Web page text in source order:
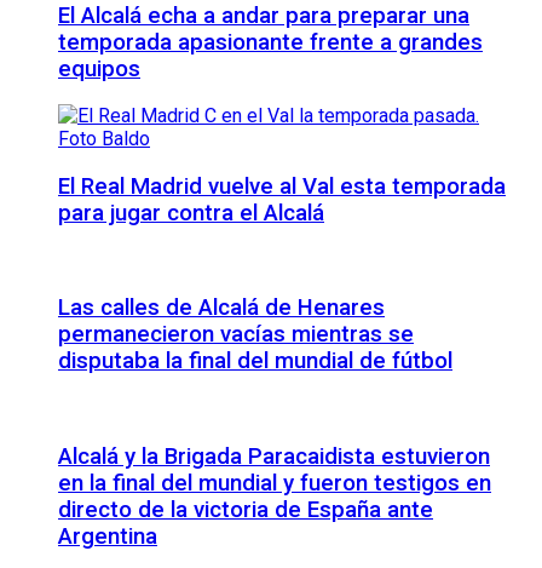
El Alcalá echa a andar para preparar una
temporada apasionante frente a grandes
equipos
El Real Madrid vuelve al Val esta temporada
para jugar contra el Alcalá
Las calles de Alcalá de Henares
permanecieron vacías mientras se
disputaba la final del mundial de fútbol
Alcalá y la Brigada Paracaidista estuvieron
en la final del mundial y fueron testigos en
directo de la victoria de España ante
Argentina